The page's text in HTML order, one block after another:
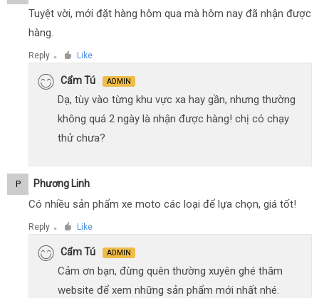
Tuyệt vời, mới đặt hàng hôm qua mà hôm nay đã nhận được
hàng.
Reply ● Like
Cẩm Tú ADMIN
Dạ, tùy vào từng khu vực xa hay gần, nhưng thường
không quá 2 ngày là nhận được hàng! chị có chạy
thử chưa?
P Phương Linh
Có nhiều sản phẩm xe moto các loại để lựa chọn, giá tốt!
Reply ● Like
Cẩm Tú ADMIN
Cảm ơn bạn, đừng quên thường xuyên ghé thăm
website để xem những sản phẩm mới nhất nhé.